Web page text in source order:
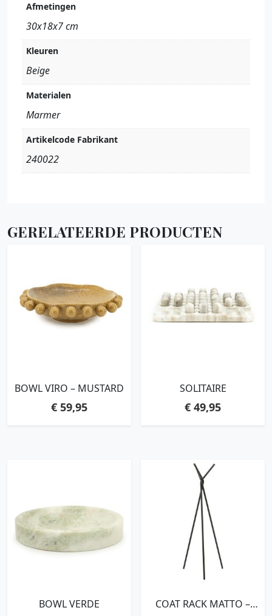
Afmetingen
30x18x7 cm
Kleuren
Beige
Materialen
Marmer
Artikelcode Fabrikant
240022
GERELATEERDE PRODUCTEN
BOWL VIRO – MUSTARD
€59,95
SOLITAIRE
€ 49,95
BOWL VERDE
COAT RACK MATTO –